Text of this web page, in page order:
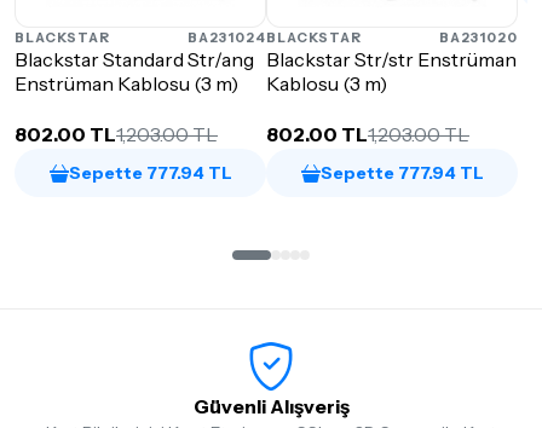
BLACKSTAR BA231024
Blackstar Standard Str/ang
Enstrüman Kablosu (3 m)
802.00 TL1,203.00 TL
Sepette 777.94 TL
BLACKSTAR BA231020
Blackstar Str/str Enstrüman
Kablosu (3 m)
802.00 TL1,203.00 TL
Sepette 777.94 TL
Güvenli Alışveriş